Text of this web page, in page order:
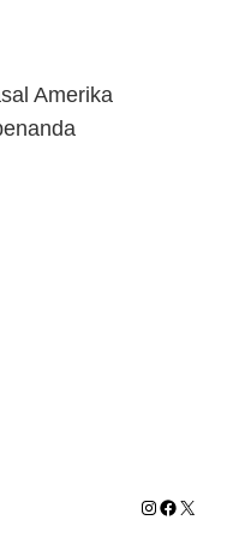
Amerika
Instagram
Facebook
X